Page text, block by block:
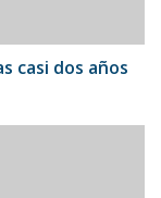
casi dos años